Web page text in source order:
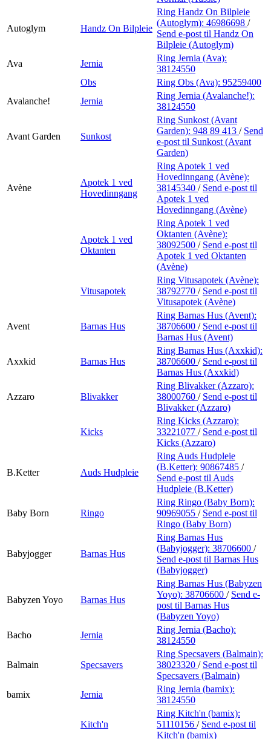
Autoglym Handz On Bilpleie
Ring Handz On Bilpleie
(Autoglym): 46986698 /
Send e-post til Handz On
Bilpleie (Autoglym)
Ava
Jernia
Ring Jernia (Ava):
38124550
Obs
Ring Obs (Ava): 95259400
Avalanche!
Jernia
Ring Jernia (Avalanche!):
38124550
Avant Garden Sunkost
Ring Sunkost (Avant
Garden): 948 89 413 / Send
e-post til Sunkost (Avant
Garden)
Avène
Apotek 1 ved
Hovedinngang
Ring Apotek 1 ved
Hovedinngang (Avène):
38145340 / Send e-post til
Apotek 1 ved
Hovedinngang (Avène)
Apotek 1 ved
Oktanten
Ring Apotek 1 ved
Oktanten (Avène):
38092500 / Send e-post til
Apotek 1 ved Oktanten
(Avène)
Vitusapotek
Ring Vitusapotek (Avène):
38792770 / Send e-post til
Vitusapotek (Avène)
Avent Barnas Hus
Ring Barnas Hus (Avent):
38706600 / Send e-post til
Barnas Hus (Avent)
Axxkid Barnas Hus
Ring Barnas Hus (Axxkid):
38706600 / Send e-post til
Barnas Hus (Axxkid)
Azzaro Blivakker
Ring Blivakker (Azzaro):
38000760 / Send e-post til
Blivakker (Azzaro)
Kicks
Ring Kicks (Azzaro):
33221077 / Send e-post til
Kicks (Azzaro)
B.Ketter Auds Hudpleie
Ring Auds Hudpleie
(B.Ketter): 90867485 /
Send e-post til Auds
Hudpleie (B.Ketter)
Baby Born Ringo
Ring Ringo (Baby Born):
90969055 / Send e-post til
Ringo (Baby Born)
Babyjogger Barnas Hus
Ring Barnas Hus
(Babyjogger): 38706600 /
Send e-post til Barnas Hus
(Babyjogger)
Babyzen Yoyo Barnas Hus
Ring Barnas Hus (Babyzen
Yoyo): 38706600 / Send e-
post til Barnas Hus
(Babyzen Yoyo)
Bacho
Jernia
Ring Jernia (Bacho):
38124550
Balmain Specsavers
Ring Specsavers (Balmain):
38023320 / Send e-post til
Specsavers (Balmain)
bamix
Jernia
Ring Jernia (bamix):
38124550
Kitch'n
Ring Kitch'n (bamix):
51110156 / Send e-post til
Kitch'n (bamix)